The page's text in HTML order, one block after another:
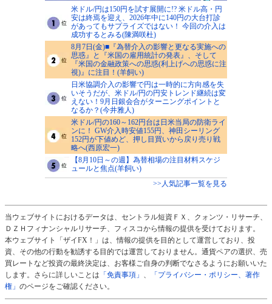
米ドル/円は150円を試す展開に!? 米ドル高・円
安は終焉を迎え、2026年中に140円の大台打診
があってもサプライズではない！ 今回の介入は
成功するとみる(陳満咲杜)
8月7日(金)■『為替介入の影響と更なる実施への
思惑』と『米国の雇用統計の発表』、そして
『米国の金融政策への思惑(利上げへの思惑に注
視)』に注目！(羊飼い)
日米協調介入の影響で円は一時的に方向感を失
いそうだが、米ドル/円の円安トレンド継続は変
えない！9月日銀会合がターニングポイントと
なるか？(今井雅人)
米ドル/円の160～162円台は日米当局の防衛ライ
ンに！ GW介入時安値155円、神田シーリング
152円が下値めど、押し目買いから戻り売り戦
略へ(西原宏一)
【8月10日～の週】為替相場の注目材料スケジ
ュールと焦点(羊飼い)
>>人気記事一覧を見る
当ウェブサイトにおけるデータは、セントラル短資ＦＸ、クォンツ・リサーチ、
ＤＺＨフィナンシャルリサーチ、フィスコから情報の提供を受けております。
本ウェブサイト「ザイFX！」は、情報の提供を目的として運営しており、投
資、その他の行動を勧誘する目的では運営しておりません。通貨ペアの選択、売
買レートなど投資の最終決定は、お客様ご自身の判断でなさるようにお願いいた
します。さらに詳しいことは 「免責事項」 、
「プライバシー・ポリシー、著作
権」 のページをご確認ください。